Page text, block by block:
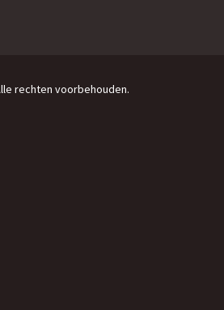
rechten voorbehouden.